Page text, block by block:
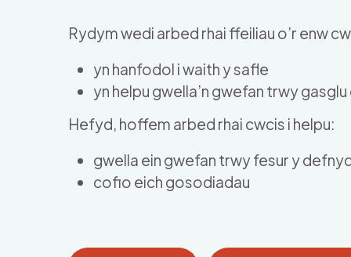
Rydym wedi arbed rhai ffeiliau o’r enw
yn hanfodol i waith y safle
yn helpu gwella’n gwefan trwy
Hefyd, hoffem arbed rhai cwcis i helpu:
gwella ein gwefan trwy fesur y
cofio eich gosodiadau